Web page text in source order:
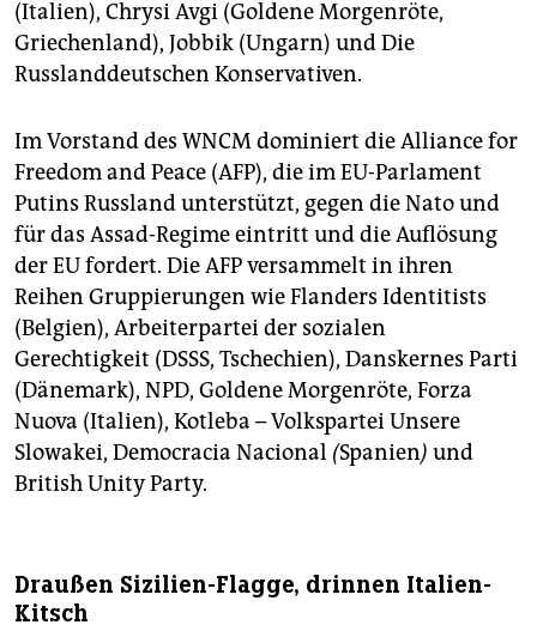
(Italien), Chrysi Avgi (Goldene Morgenröte,
Griechenland), Jobbik (Ungarn) und Die
Russlanddeutschen Konservativen.
Im Vorstand des WNCM dominiert die Alliance for
Freedom and Peace (AFP), die im EU-Parlament
Putins Russland unterstützt, gegen die Nato und
für das Assad-Regime eintritt und die Auflösung
der EU fordert. Die AFP versammelt in ihren
Reihen Gruppierungen wie Flanders Identitists
(Belgien), Arbeiterpartei der sozialen
Gerechtigkeit (DSSS, Tschechien), Dans­kernes Parti
(Dänemark), NPD, Goldene Morgenröte, Forza
Nuova (Italien), Kotleba – Volkspartei Unsere
Slowakei, Democracia Nacional (Spanien) und
British Unity Party.
Draußen Sizilien-Flagge, drinnen Italien-
Kitsch